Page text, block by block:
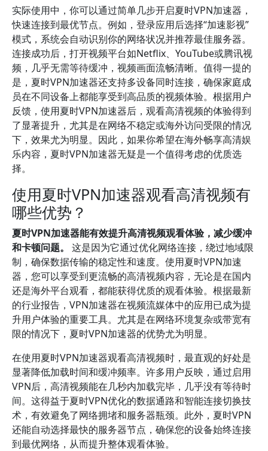
实际使用中，你可以通过简单几步开启夏时VPN加速器，
快速连接到最优节点。例如，登录应用后选择“加速影视”
模式，系统会自动识别你的网络状况并推荐最佳服务器。
连接成功后，打开视频平台如Netflix、YouTube或腾讯视
频，几乎无需等待缓冲，视频画面流畅清晰。值得一提的
是，夏时VPN加速器还支持多设备同时连接，确保家庭成
员在不同设备上都能享受到高品质的视频体验。根据用户
反馈，使用夏时VPN加速器后，观看高清视频的体验得到
了显著提升，尤其是在网络不稳定或海外访问受限的情况
下，效果尤为明显。因此，如果你希望在海外畅享高清娱
乐内容，夏时VPN加速器无疑是一个值得考虑的优质选
择。
使用夏时VPN加速器观看高清视频有
哪些优势？
夏时VPN加速器能有效提升高清视频观看体验，减少缓冲
和卡顿问题。
这是因为它通过优化网络连接，绕过地域限
制，确保数据传输的稳定性和速度。使用夏时VPN加速
器，您可以享受到更流畅的高清视频内容，无论是在国内
还是海外平台观看，都能获得优质的观看体验。根据最新
的行业报告，VPN加速器在视频流媒体中的应用已成为提
升用户体验的重要工具。尤其是在网络环境复杂或带宽有
限的情况下，夏时VPN加速器的优势尤为明显。
在使用夏时VPN加速器观看高清视频时，最直观的好处是
显著降低加载时间和缓冲频率。许多用户反映，通过启用
VPN后，高清视频能在几秒内加载完毕，几乎没有等待时
间。这得益于夏时VPN优化的数据通路和智能连接切换技
术，有效避免了网络拥堵和服务器瓶颈。此外，夏时VPN
还能自动选择最快的服务器节点，确保您的设备始终连接
到最优网络，从而提升整体观看体验。